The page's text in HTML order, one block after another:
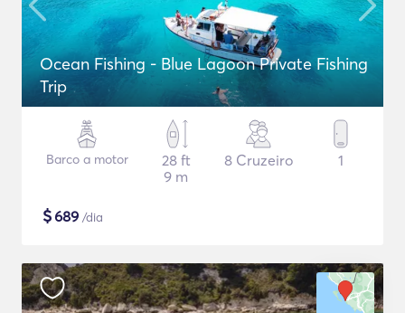
Ocean Fishing - Blue Lagoon Private Fishing
Trip
Barco a motor
28 ft
9 m
8 Cruzeiro 1
$689 /dia